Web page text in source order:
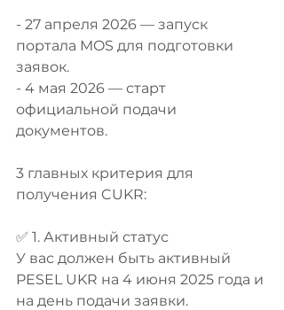
- 27 апреля 2026 — запуск
портала MOS для подготовки
заявок.
- 4 мая 2026 — старт
официальной подачи
документов.
3 главных критерия для
получения CUKR:
✅ 1. Активный статус
У вас должен быть активный
PESEL UKR на 4 июня 2025 года и
на день подачи заявки.